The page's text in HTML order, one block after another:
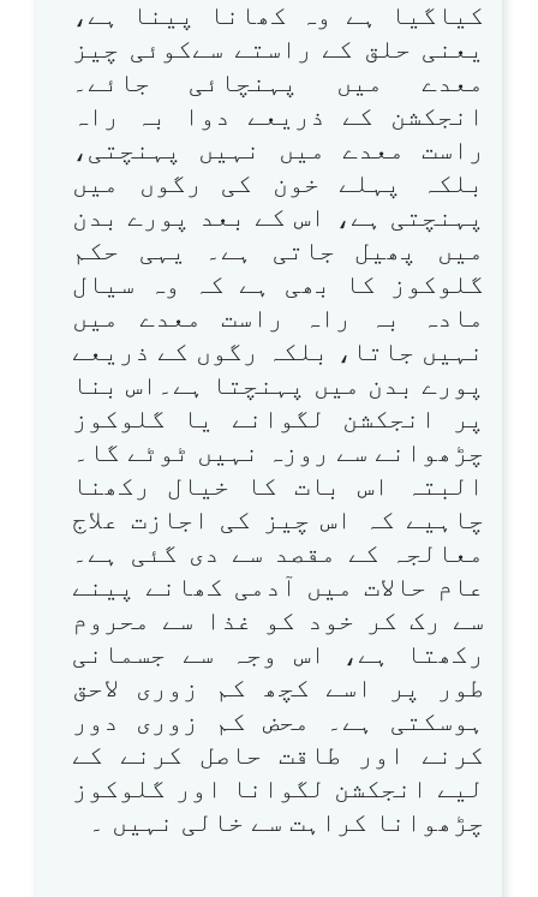
کیاگیا ہے وہ کھانا پینا ہے،
یعنی حلق کے راستے سےکوئی چیز
معدے میں پہنچائی جائے۔
انجکشن کے ذریعے دوا بہ راہ
راست معدے میں نہیں پہنچتی،
بلکہ پہلے خون کی رگوں میں
پہنچتی ہے، اس کے بعد پورے بدن
میں پھیل جاتی ہے۔ یہی حکم
گلوکوز کا بھی ہے کہ وہ سیال
مادہ بہ راہ راست معدے میں
نہیں جاتا، بلکہ رگوں کے ذریعے
پورے بدن میں پہنچتا ہے۔اس بنا
پر انجکشن لگوانے یا گلوکوز
چڑھوانے سے روزہ نہیں ٹوٹے گا۔
البتہ اس بات کا خیال رکھنا
چاہیے کہ اس چیز کی اجازت علاج
معالجہ کے مقصد سے دی گئی ہے۔
عام حالات میں آدمی کھانے پینے
سے رک کر خود کو غذا سے محروم
رکھتا ہے، اس وجہ سے جسمانی
طور پر اسے کچھ کم زوری لاحق
ہوسکتی ہے۔ محض کم زوری دور
کرنے اور طاقت حاصل کرنے کے
لیے انجکشن لگوانا اور گلوکوز
چڑھوانا کراہت سے خالی نہیں ۔